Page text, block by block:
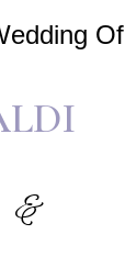
Of
&